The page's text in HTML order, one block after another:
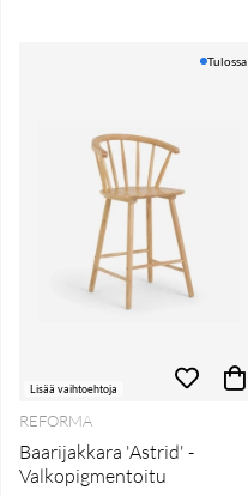
Lisää vaihtoehtoja
Tulossa
REFORMA
Baarijakkara 'Astrid' -
Valkopigmentoitu